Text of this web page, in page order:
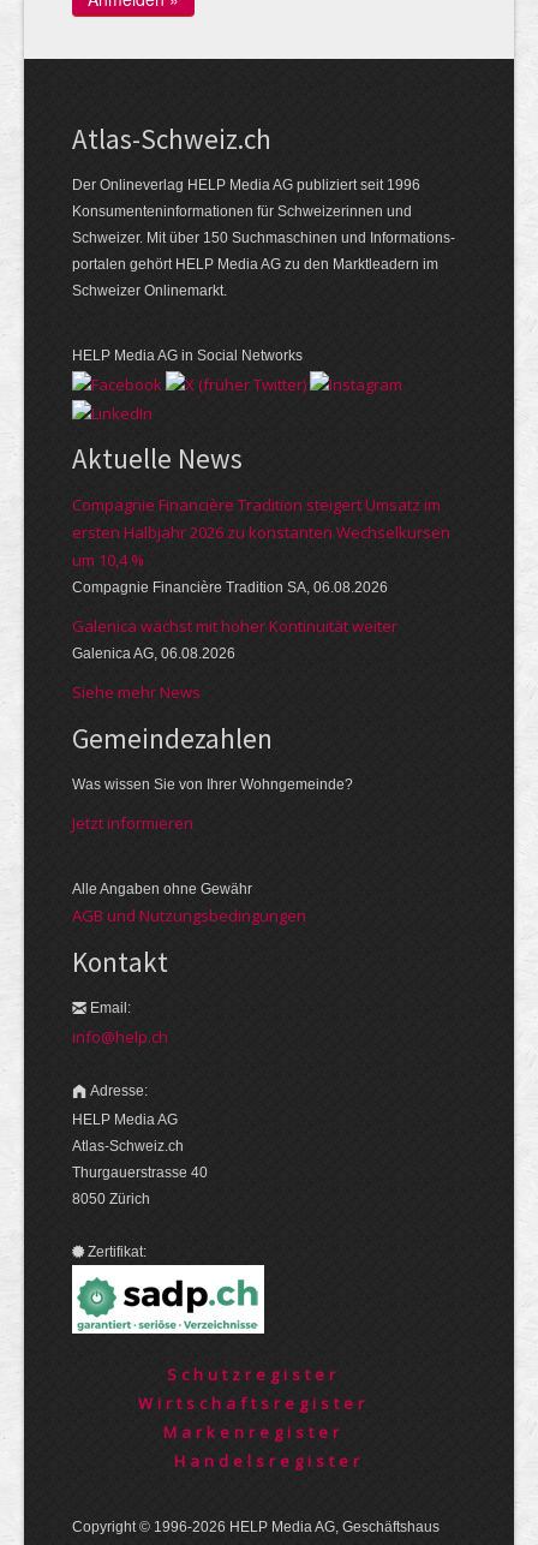
Atlas-Schweiz.ch
Der Onlineverlag HELP Media AG publiziert seit 1996
Konsumenten­infor­mationen für Schwei­zerinnen und
Schweizer. Mit über 150 Such­ma­schinen und Infor­mations­
portalen gehört HELP Media AG zu den Markt­leadern im
Schweizer Onlinemarkt.
HELP Media AG in Social Networks
Aktuelle News
Compagnie Financière Tradition steigert Umsatz im
ersten Halbjahr 2026 zu konstanten Wechselkursen
um 10,4 %
Compagnie Financière Tradition SA, 06.08.2026
Galenica wächst mit hoher Kontinuität weiter
Galenica AG, 06.08.2026
Siehe mehr News
Gemeinde­zahlen
Was wissen Sie von Ihrer Wohngemeinde?
Jetzt informieren
Alle Angaben ohne Gewähr
AGB und Nutzungsbedingungen
Kontakt
Email:
info@help.ch
Adresse:
HELP Media AG
Atlas-Schweiz.ch
Thurgauerstrasse 40
8050 Zürich
Zertifikat:
Schutzregister
Wirtschaftsregister
Markenregister
Handelsregister
Copyright © 1996-2026 HELP Media AG, Geschäftshaus